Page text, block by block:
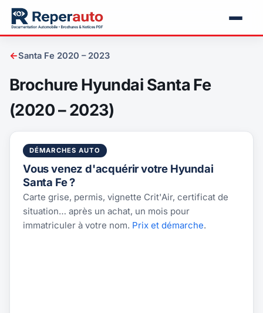
←Santa Fe 2020 – 2023
Brochure Hyundai Santa Fe
(2020 – 2023)
DÉMARCHES AUTO
Vous venez d'acquérir votre Hyundai
Santa Fe ?
Carte grise, permis, vignette Crit'Air, certificat de
situation… après un achat, un mois pour
immatriculer à votre nom. Prix et démarche.